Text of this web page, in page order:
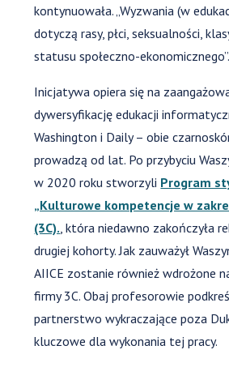
kontynuowała. „Wyzwania (w
dotyczą rasy, płci, seksualności,
statusu społeczno-ekonomicznego”.
Inicjatywa opiera się na
dywersyfikację edukacji
Washington i Daily – obie
prowadzą od lat. Po przybyciu
w 2020 roku stworzyli Program
„Kulturowe kompetencje w
(3C). , która niedawno zakończyła
drugiej kohorty. Jak zauważył
AIICE zostanie również wdrożone
firmy 3C. Obaj profesorowie
partnerstwo wykraczające poza
kluczowe dla wykonania tej pracy.